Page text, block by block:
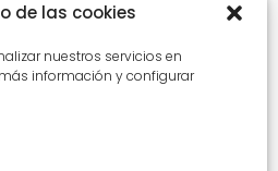
de las cookies
nuestros servicios en
información y configurar